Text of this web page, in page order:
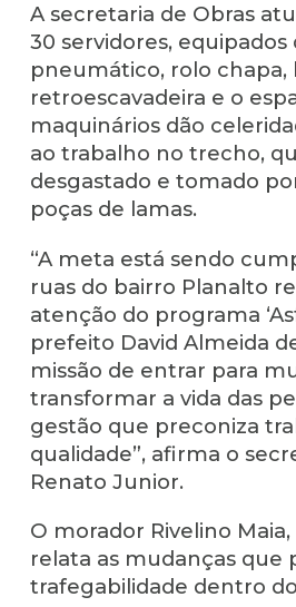
A secretaria de Obras
30 servidores, equipados
pneumático, rolo chapa,
retroescavadeira e o
maquinários dão
ao trabalho no trecho,
desgastado e tomado
poças de lamas.
“A meta está sendo
ruas do bairro Planalto
atenção do programa
prefeito David Almeida
missão de entrar para
transformar a vida das
gestão que preconiza
qualidade”, afirma o
Renato Junior.
O morador Rivelino Maia,
relata as mudanças que
trafegabilidade dentro